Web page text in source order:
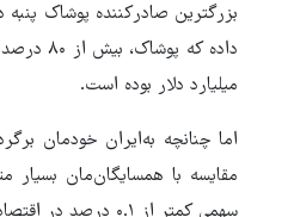
بزرگترین صادرکننده پوشاک
میلیارد دلار بوده است.
اما چنانچه به‌ایران خودمان
مقایسه با همسایگان‌مان